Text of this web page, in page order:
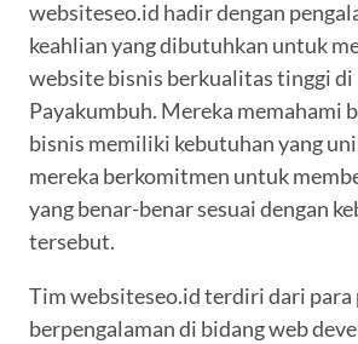
websiteseo.id hadir dengan
keahlian yang dibutuhkan untuk
website bisnis berkualitas tinggi di
Payakumbuh. Mereka memahami
bisnis memiliki kebutuhan yang
mereka berkomitmen untuk
yang benar-benar sesuai dengan
tersebut.
Tim websiteseo.id terdiri dari para
berpengalaman di bidang web